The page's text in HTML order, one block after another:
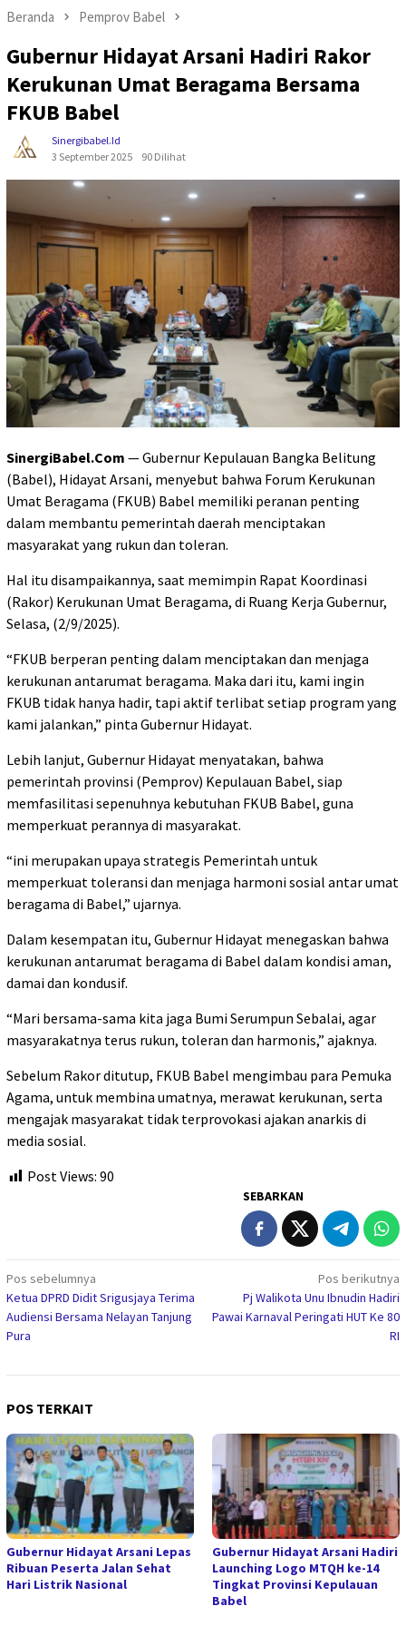
Beranda Pemprov Babel
Gubernur Hidayat Arsani Hadiri Rakor
Kerukunan Umat Beragama Bersama
FKUB Babel
Sinergibabel.id
3 September 2025
90 Dilihat
SinergiBabel.Com — Gubernur Kepulauan Bangka Belitung
(Babel), Hidayat Arsani, menyebut bahwa Forum Kerukunan
Umat Beragama (FKUB) Babel memiliki peranan penting
dalam membantu pemerintah daerah menciptakan
masyarakat yang rukun dan toleran.
Hal itu disampaikannya, saat memimpin Rapat Koordinasi
(Rakor) Kerukunan Umat Beragama, di Ruang Kerja Gubernur,
Selasa, (2/9/2025).
“FKUB berperan penting dalam menciptakan dan menjaga
kerukunan antarumat beragama. Maka dari itu, kami ingin
FKUB tidak hanya hadir, tapi aktif terlibat setiap program yang
kami jalankan,” pinta Gubernur Hidayat.
Lebih lanjut, Gubernur Hidayat menyatakan, bahwa
pemerintah provinsi (Pemprov) Kepulauan Babel, siap
memfasilitasi sepenuhnya kebutuhan FKUB Babel, guna
memperkuat perannya di masyarakat.
“ini merupakan upaya strategis Pemerintah untuk
memperkuat toleransi dan menjaga harmoni sosial antar umat
beragama di Babel,” ujarnya.
Dalam kesempatan itu, Gubernur Hidayat menegaskan bahwa
kerukunan antarumat beragama di Babel dalam kondisi aman,
damai dan kondusif.
“Mari bersama-sama kita jaga Bumi Serumpun Sebalai, agar
masyarakatnya terus rukun, toleran dan harmonis,” ajaknya.
Sebelum Rakor ditutup, FKUB Babel mengimbau para Pemuka
Agama, untuk membina umatnya, merawat kerukunan, serta
mengajak masyarakat tidak terprovokasi ajakan anarkis di
media sosial.
Post Views: 90
SEBARKAN
Navigasi
pos
Pos sebelumnya
Ketua DPRD Didit Srigusjaya Terima
Audiensi Bersama Nelayan Tanjung
Pura
Pos berikutnya
Pj Walikota Unu Ibnudin Hadiri
Pawai Karnaval Peringati HUT Ke 80
RI
POS TERKAIT
Gubernur Hidayat Arsani Lepas
Ribuan Peserta Jalan Sehat
Hari Listrik Nasional
Gubernur Hidayat Arsani Hadiri
Launching Logo MTQH ke-14
Tingkat Provinsi Kepulauan
Babel